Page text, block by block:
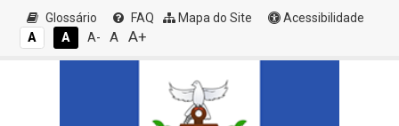
Glossário FAQ Mapa do Site
Acessibilidade
A
A A- A A+